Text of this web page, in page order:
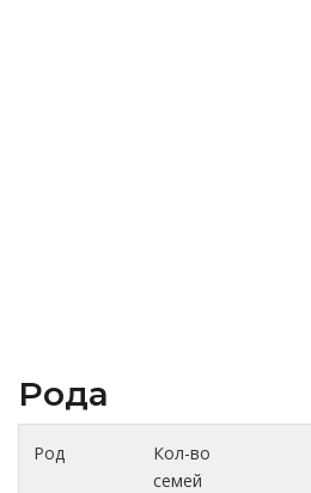
Рода
Род
Кол-во
семей